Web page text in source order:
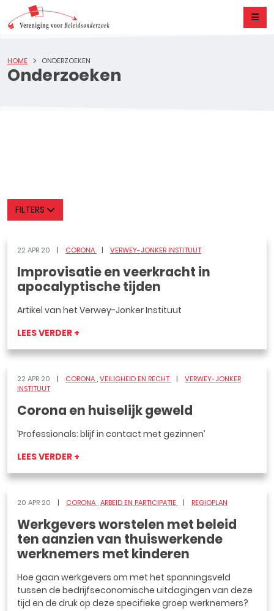
Onderzoeken
HOME ONDERZOEKEN
FILTERS
22 APR 20 CORONA VERWEY-JONKER INSTITUUT
Improvisatie en veerkracht in
apocalyptische tijden
Artikel van het Verwey-Jonker Instituut
LEES VERDER +
22 APR 20 CORONA VEILIGHEID EN RECHT
VERWEY-JONKER
INSTITUUT
Corona en huiselijk geweld
’Professionals: blijf in contact met gezinnen’
LEES VERDER +
20 APR 20 CORONA ARBEID EN PARTICIPATIE REGIOPLAN
Werkgevers worstelen met beleid
ten aanzien van thuiswerkende
werknemers met kinderen
Hoe gaan werkgevers om met het spanningsveld
tussen de bedrijfseconomische uitdagingen van deze
tijd en de druk op deze specifieke groep werknemers?